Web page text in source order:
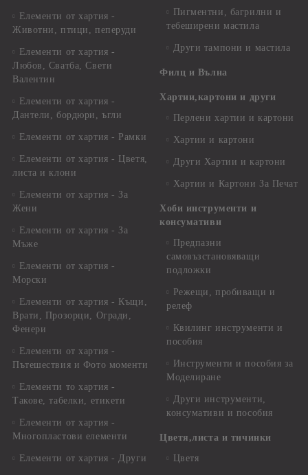
Елементи от хартия -
Животни, птици, пеперуди
Елементи от хартия -
Любов, Сватба, Свети
Валентин
Елементи от хартия -
Дантели, бордюри, ъгли
Елементи от хартия - Рамки
Елементи от хартия - Цветя,
листа и клони
Елементи от хартия - За
Жени
Елементи от хартия - За
Мъже
Елементи от хартия -
Морски
Елементи от хартия - Къщи,
Врати, Прозорци, Огради,
Фенери
Елементи от хартия -
Пътешествия и Фото моменти
Елементи то хартия -
Такове, табелки, етикети
Елементи от хартия -
Многопластови елементи
Елементи от хартия - Други
Пигментни, багрилни и
тебеширени мастила
Други тампони и мастила
Филц и Вълна
Хартии,картони и други
Перлени хартии и картони
Хартии и картони
Други Хартии и картони
Хартии и Картони За Печат
Хоби инструменти и
консумативи
Предпазни
самовъзстановяващи
подложки
Режещи, пробиващи и
релеф
Квилинг инструменти и
пособия
Инструменти и пособия за
Моделиране
Други инструменти,
консумативи и пособия
Цветя,листа и тичинки
Цветя